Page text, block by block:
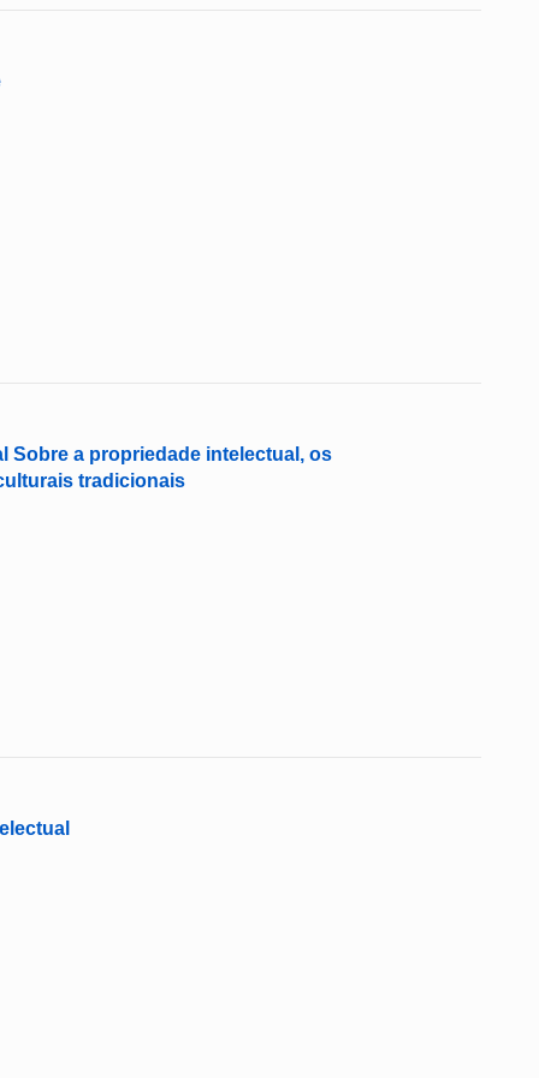
Sobre a propriedade intelectual, os
tradicionais